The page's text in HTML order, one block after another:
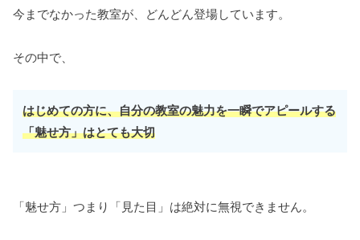
今までなかった教室が、どんどん登場しています。
その中で、
はじめての方に、自分の教室の魅力を一瞬でアピールする
「魅せ方」はとても大切
「魅せ方」つまり「見た目」は絶対に無視できません。